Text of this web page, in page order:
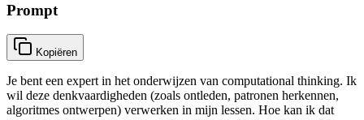
Prompt
Kopiëren
Je bent een expert in het onderwijzen van computational thinking. Ik
wil deze denkvaardigheden (zoals ontleden, patronen herkennen,
algoritmes ontwerpen) verwerken in mijn lessen. Hoe kan ik dat